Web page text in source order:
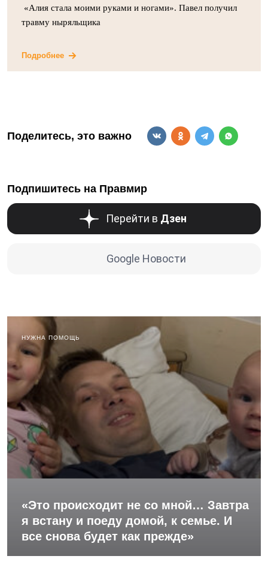
«Алия стала моими руками и ногами». Павел получил
травму ныряльщика
Подробнее
Поделитесь, это важно
Подпишитесь на Правмир
Перейти в Дзен
Google Новости
НУЖНА ПОМОЩЬ
«Это происходит не со мной… Завтра
я встану и поеду домой, к семье. И
все снова будет как прежде»